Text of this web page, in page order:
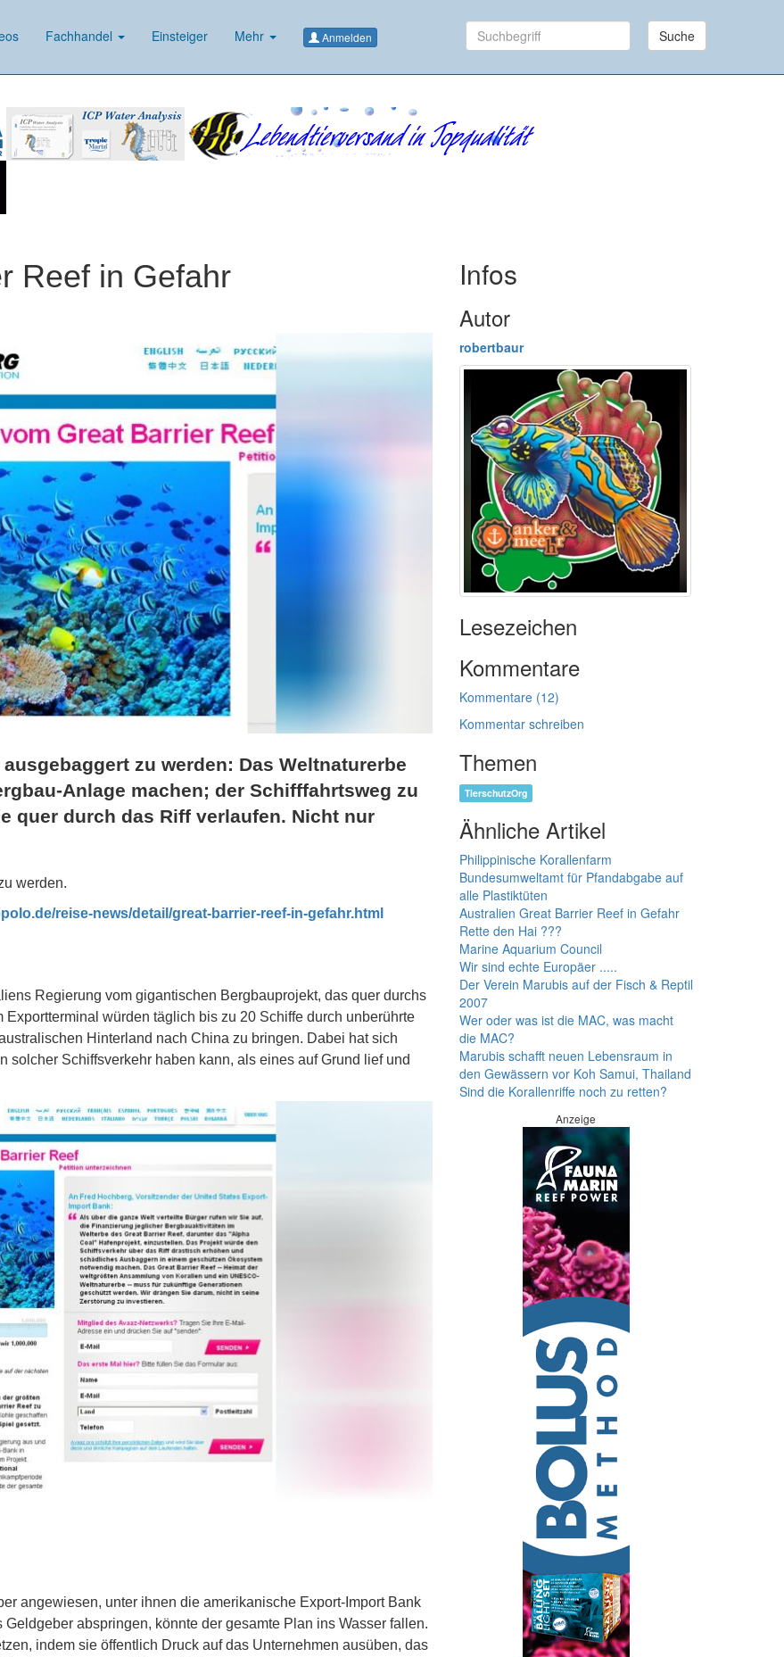
Fachhandel Einsteiger Mehr Anmelden Suche
Reef in Gefahr
zu werden: Das Weltnaturerbe
Anlage machen; der Schifffahrtsweg zu
quer durch das Riff verlaufen. Nicht nur
werden.
reise-news/detail/great-barrier-reef-in-gefahr.html
Regierung vom gigantischen Bergbauprojekt, das quer durchs
würden täglich bis zu 20 Schiffe durch unberührte
Hinterland nach China zu bringen. Dabei hat sich
Schiffsverkehr haben kann, als eines auf Grund lief und
angewiesen, unter ihnen die amerikanische Export-Import Bank
abspringen, könnte der gesamte Plan ins Wasser fallen.
indem sie öffentlich Druck auf das Unternehmen ausüben, das
Infos
Autor
robertbaur
Lesezeichen
Kommentare
Kommentare (12)
Kommentar schreiben
Themen
TierschutzOrg
Ähnliche Artikel
Philippinische Korallenfarm
Bundesumweltamt für Pfandabgabe auf
alle Plastiktüten
Australien Great Barrier Reef in Gefahr
Rette den Hai ???
Marine Aquarium Council
Wir sind echte Europäer .....
Der Verein Marubis auf der Fisch & Reptil
2007
Wer oder was ist die MAC, was macht
die MAC?
Marubis schafft neuen Lebensraum in
den Gewässern vor Koh Samui, Thailand
Sind die Korallenriffe noch zu retten?
Anzeige